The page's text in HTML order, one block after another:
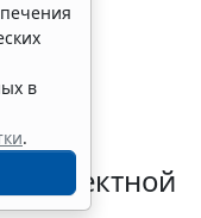
проектной
в
.